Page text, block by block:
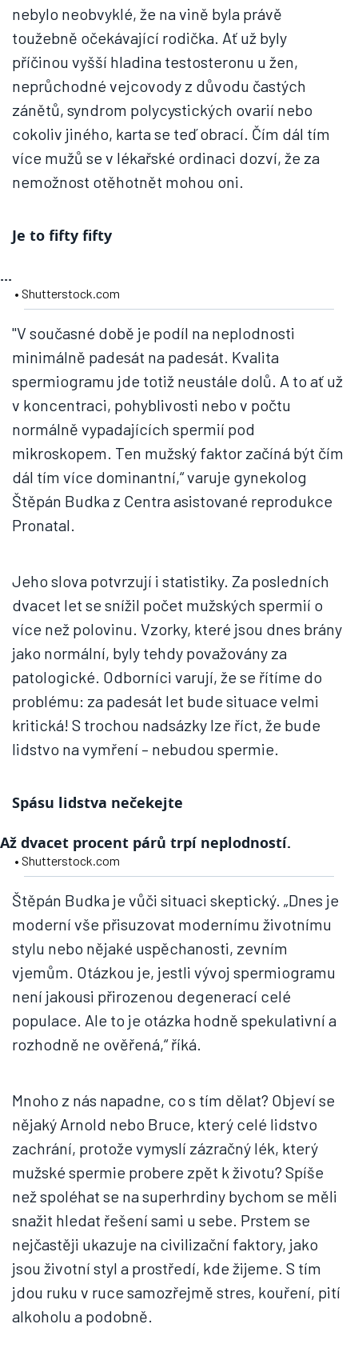
nebylo neobvyklé, že na vině byla právě
toužebně očekávající rodička. Ať už byly
příčinou vyšší hladina testosteronu u žen,
neprůchodné vejcovody z důvodu častých
zánětů, syndrom polycystických ovarií nebo
cokoliv jiného, karta se teď obrací. Čím dál tím
více mužů se v lékařské ordinaci dozví, že za
nemožnost otěhotnět mohou oni.
Je to fifty fifty
...
• Shutterstock.com
"V současné době je podíl na neplodnosti
minimálně padesát na padesát. Kvalita
spermiogramu jde totiž neustále dolů. A to ať už
v koncentraci, pohyblivosti nebo v počtu
normálně vypadajících spermií pod
mikroskopem. Ten mužský faktor začíná být čím
dál tím více dominantní,“ varuje gynekolog
Štěpán Budka z Centra asistované reprodukce
Pronatal.
Jeho slova potvrzují i statistiky. Za posledních
dvacet let se snížil počet mužských spermií o
více než polovinu. Vzorky, které jsou dnes brány
jako normální, byly tehdy považovány za
patologické. Odborníci varují, že se řítíme do
problému: za padesát let bude situace velmi
kritická! S trochou nadsázky lze říct, že bude
lidstvo na vymření – nebudou spermie.
Spásu lidstva nečekejte
Až dvacet procent párů trpí neplodností.
• Shutterstock.com
Štěpán Budka je vůči situaci skeptický. „Dnes je
moderní vše přisuzovat modernímu životnímu
stylu nebo nějaké uspěchanosti, zevním
vjemům. Otázkou je, jestli vývoj spermiogramu
není jakousi přirozenou degenerací celé
populace. Ale to je otázka hodně spekulativní a
rozhodně ne ověřená,“ říká.
Mnoho z nás napadne, co s tím dělat? Objeví se
nějaký Arnold nebo Bruce, který celé lidstvo
zachrání, protože vymyslí zázračný lék, který
mužské spermie probere zpět k životu? Spíše
než spoléhat se na superhrdiny bychom se měli
snažit hledat řešení sami u sebe. Prstem se
nejčastěji ukazuje na civilizační faktory, jako
jsou životní styl a prostředí, kde žijeme. S tím
jdou ruku v ruce samozřejmě stres, kouření, pití
alkoholu a podobně.